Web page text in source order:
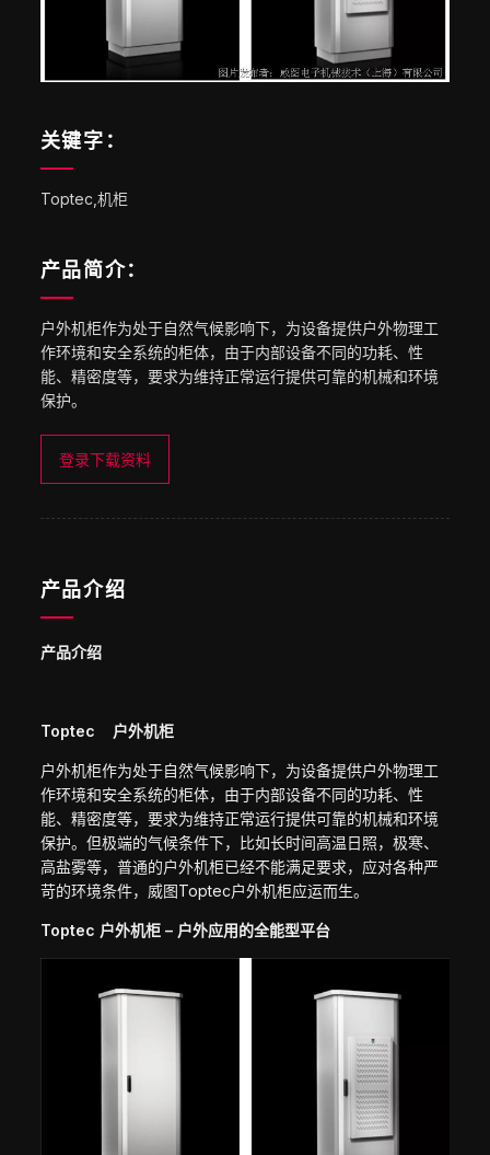
关键字：
Toptec,机柜
产品简介：
户外机柜作为处于自然气候影响下，为设备提供户外物理工
作环境和安全系统的柜体，由于内部设备不同的功耗、性
能、精密度等，要求为维持正常运行提供可靠的机械和环境
保护。
登录下载资料
产品介绍
产品介绍
Toptec 户外机柜
户外机柜作为处于自然气候影响下，为设备提供户外物理工
作环境和安全系统的柜体，由于内部设备不同的功耗、性
能、精密度等，要求为维持正常运行提供可靠的机械和环境
保护。但极端的气候条件下，比如长时间高温日照，极寒、
高盐雾等，普通的户外机柜已经不能满足要求，应对各种严
苛的环境条件，威图Toptec户外机柜应运而生。
Toptec 户外机柜 – 户外应用的全能型平台